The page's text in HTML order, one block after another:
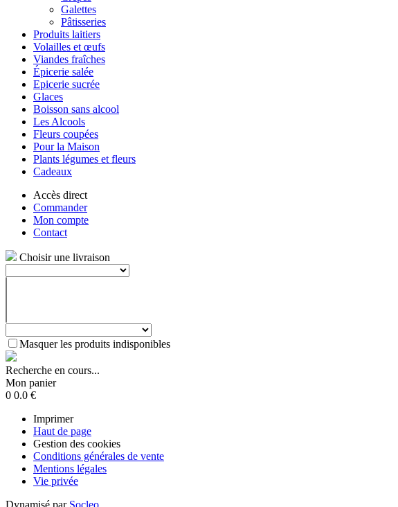
Galettes
Pâtisseries
Produits laitiers
Volailles et œufs
Viandes fraîches
Épicerie salée
Epicerie sucrée
Glaces
Boisson sans alcool
Les Alcools
Fleurs coupées
Pour la Maison
Plants légumes et fleurs
Cadeaux
Accès direct
Commander
Mon compte
Contact
Choisir une livraison
Masquer les produits indisponibles
Recherche en cours...
Mon panier
0 0.0 €
Imprimer
Haut de page
Gestion des cookies
Conditions générales de vente
Mentions légales
Vie privée
Dynamisé par Socleo